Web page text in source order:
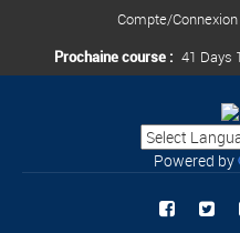
Compte/Connexion
Prochaine course : 41 Days
Powered by